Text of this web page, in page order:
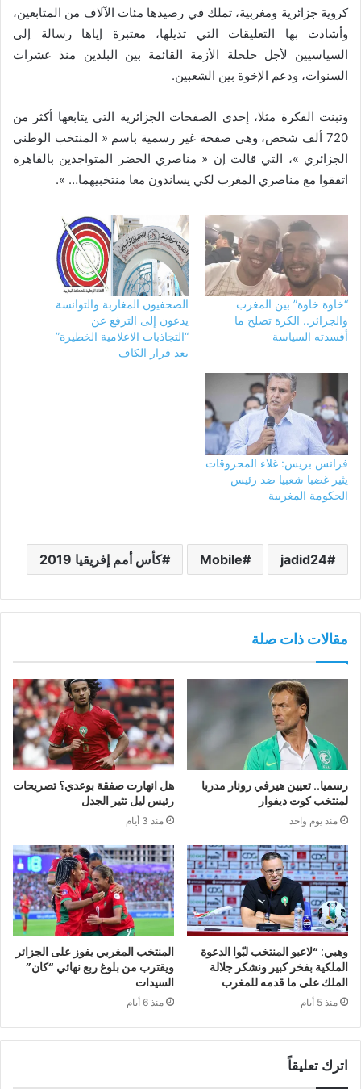
كروية جزائرية ومغربية، تملك في رصيدها مئات الآلاف من المتابعين،
وأشادت بها التعليقات التي تذيلها، معتبرة إياها رسالة إلى
السياسيين لأجل حلحلة الأزمة القائمة بين البلدين منذ عشرات
السنوات، ودعم الإخوة بين الشعبين.
وتبنت الفكرة مثلا، إحدى الصفحات الجزائرية التي يتابعها أكثر من
720 ألف شخص، وهي صفحة غير رسمية باسم « المنتخب الوطني
الجزائري »، التي قالت إن « مناصري الخضر المتواجدين بالقاهرة
اتفقوا مع مناصري المغرب لكي يساندون معا منتخبيهما… ».
“خاوة خاوة” بين المغرب
والجزائر.. الكرة تصلح ما
أفسدته السياسة
الصحفيون المغاربة والتوانسة
يدعون إلى الترفع عن
“التجاذبات الاعلامية الخطيرة”
بعد قرار الكاف
فرانس بريس: غلاء المحروقات
يثير غضبا شعبيا ضد رئيس
الحكومة المغربية
jadid24
Mobile كأس أمم إفريقيا 2019
مقالات ذات صلة
رسميا.. تعيين هيرفي رونار مدربا
لمنتخب كوت ديفوار
منذ يوم واحد
هل انهارت صفقة بوعدي؟ تصريحات
رئيس ليل تثير الجدل
منذ 3 أيام
وهبي: “لاعبو المنتخب لبّوا الدعوة
الملكية بفخر كبير ونشكر جلالة
الملك على ما قدمه للمغرب
منذ 5 أيام
المنتخب المغربي يفوز على الجزائر
ويقترب من بلوغ ربع نهائي “كان”
السيدات
منذ 6 أيام
اترك تعليقاً